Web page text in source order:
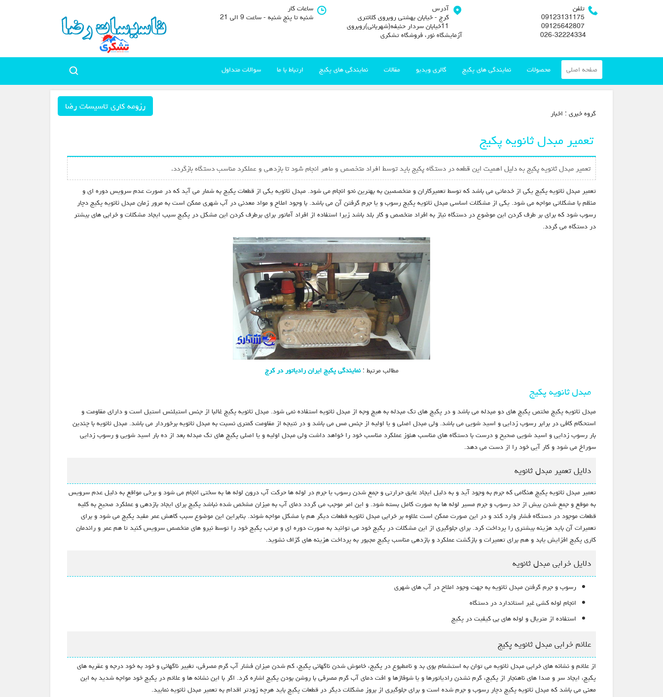
تلفن
09123131175
09125642807
آدرس
کرج - خیابان بهشتی روبروی کلانتری
11خیابان سردار حنیفه(شهربانی)روبروی
آزمایشگاه نور، فروشگاه تشکری
ساعات کار
شنبه تا پنج شنبه - ساعت 9 الی 21
صفحه اصلی محصولات نمایندگی های پکیج گالری ویدیو مقالات نمایندگی های پکیج ارتباط با ما سوالات متداول
رزومه کاری تاسیسات رضا گروه خبري : اخبار
تعمیر مبدل ثانویه پکیج
تعمیر مبدل ثانویه پکیج به دلیل اهمیت این قطعه در دستگاه پکیج باید توسط افراد متخصص و ماهر انجام شود تا بازدهی و عملکرد مناسب دستگاه بازگردد.
تعمیر مبدل ثانویه پکیج یکی از خدماتی می باشد که توسط تعمیرکاران و متخصصین به بهترین نحو انجام می شود. مبدل ثانویه یکی از قطعات پکیج به شمار می آید که در صورت عدم سرویس دوره ای و
منظم با مشکلاتی مواجه می شود. یکی از مشکلات اساسی مبدل ثانویه پکیج رسوب و یا جرم گرفتن آن می باشد. با وجود املاح و مواد معدنی در آب شهری ممکن است به مرور زمان مبدل ثانویه پکیج دچار
رسوب شود که برای بر طرف کردن این موضوع در دستگاه نیاز به افراد متخصص و کار بلد باشد زیرا استفاده از افراد آماتور برای برطرف کردن این مشکل در پکیج سبب ایجاد مشکلات و خرابی های بیشتر
در دستگاه می گردد.
مطالب مرتبط :نمایندگی پکیج ایران رادیاتور در کرج
مبدل ثانویه پکیج
مبدل ثانویه پکیج مختص پکیج های دو مبدله می باشد و در پکیج های تک مبدله به هیچ وجه از مبدل ثانویه استفاده نمی شود. مبدل ثانویه پکیج غالبا از جنس استیلنس استیل است و دارای مقاومت و
استحکام کافی در برابر رسوب زدایی و اسید شویی می باشد. ولی مبدل اصلی و یا اولیه از جنس مس می باشد و در نتیجه از مقاومت کمتری نسبت به مبدل ثانویه برخوردار می باشد. مبدل ثانویه با چندین
بار رسوب زدایی و اسید شویی صحیح و درست با دستگاه های مناسب هنوز عملکرد مناسب خود را خواهد داشت ولی مبدل اولیه و یا اصلی پکیج های تک مبدله بعد از ده بار اسید شویی و رسوب زدایی
سوراخ می شود و کار آیی خود را از دست می دهد.
دلایل تعمیر مبدل ثانویه
تعمیر مبدل ثانویه پکیج هنگامی که جرم به وجود آید و به دلیل ایجاد عایق حرارتی و جمع شدن رسوب یا جرم در لوله ها حرکت آب درون لوله ها به سختی انجام می شود و برخی مواقع به دلیل عدم سرویس
به موقع و جمع شدن بیش از حد رسوب و جرم مسیر لوله ها به صورت کامل بسته شود. و این امر موجب می گردد دمای آب به میزان مشخص شده نباشد پکیج برای ایجاد بازدهی و عملکرد صحیح به کلیه
قطعات موجود در دستگاه فشار وارد کند و در این صورت ممکن است علاوه بر خرابی مبدل ثانویه قطعات دیگر هم با مشکل مواجه شوند. بنابراین این موضوع سبب کاهش عمر مفید پکیج می شود و برای
تعمیرات آن باید هزینه بیشتری را پرداخت کرد. برای جلوگیری از این مشکلات در پکیج خود می توانید به صورت دوره ای و مرتب پکیج خود را توسط نیرو های متخصص سرویس کنید تا هم عمر و راندمان
کاری پکیج افزایش یابد و هم برای تعمیرات و بازگشت عملکرد و بازدهی مناسب پکیج مجبور به پرداخت هزینه های گزاف نشوید.
دلایل خرابی مبدل ثانویه
رسوب و جرم گرفتن مبدل ثانویه به جهت وجود املاح در آب های شهری
انجام لوله کشی غیر استاندارد در دستگاه
استفاده از متریال و لوله های بی کیفیت در پکیج
علائم خرابی مبدل ثانویه پکیج
از علائم و نشانه های خرابی مبدل ثانویه می توان به استشمام بوی بد و نامطبوع در پکیج، خاموش شدن ناگهانی پکیج، کم شدن میزان فشار آب گرم مصرفی، تغییر ناگهانی و خود به خود درجه و عقربه های
پکیج، ایجاد سر و صدا های ناهنجار از پکیج، گرم نشدن رادیاتورها و یا شوفاژها و افت دمای آب گرم مصرفی با روشن بودن پکیج اشاره کرد. اگر با این نشانه ها و علائم در پکیج خود مواجه شدید به این
معنی می باشد که مبدل ثانویه پکیج دچار رسوب و جرم شده است و برای جلوگیری از بروز مشکلات دیگر در قطعات پکیج باید هرچه زودتر اقدام به تعمیر مبدل ثانویه نمایید.